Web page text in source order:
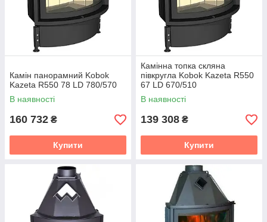
Камін панорамний Kobok
Kazeta R550 78 LD 780/570
В наявності
160 732 ₴
Купити
Камінна топка скляна
півкругла Kobok Kazeta R550
67 LD 670/510
В наявності
139 308 ₴
Купити